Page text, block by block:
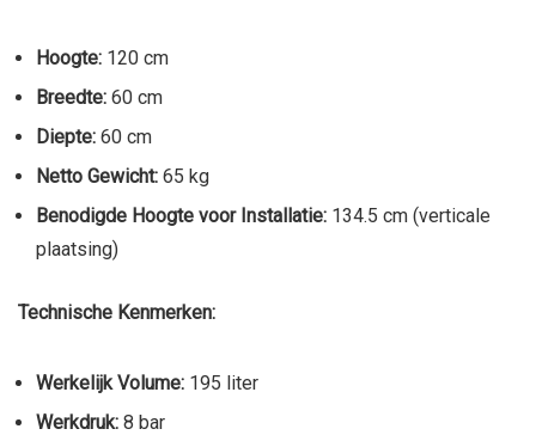
Hoogte: 120 cm
Breedte: 60 cm
Diepte: 60 cm
Netto Gewicht: 65 kg
Benodigde Hoogte voor Installatie: 134.5 cm (verticale
plaatsing)
Technische Kenmerken:
Werkelijk Volume: 195 liter
Werkdruk: 8 bar